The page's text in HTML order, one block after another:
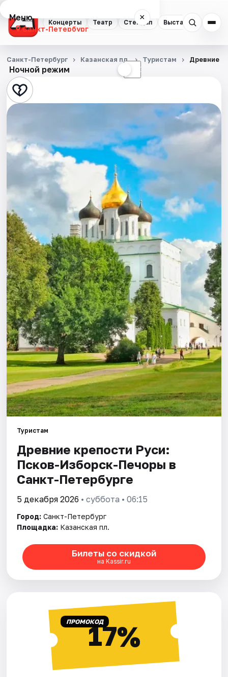
Концерты Театр Стендап Выставки
Меню ×
Санкт-Петербург
Концерты
Театр
Стендап
Квесты
Экскурсии
События
Города
Площадки
Артисты
Рейтинги
Ночной режим ☾
Санкт-Петербург Казанская пл. Туристам Древние
Туристам
Древние крепости Руси:
Псков-Изборск-Печоры в
Санкт-Петербурге
5 декабря 2026 • суббота • 06:15
Город: Санкт-Петербург
Площадка: Казанская пл.
Билеты со скидкой
на Kassir.ru
ПРОМОКОД17%